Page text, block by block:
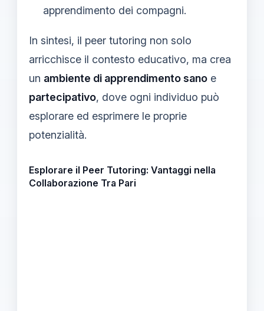
apprendimento dei compagni.
In sintesi, il peer tutoring non solo
arricchisce il contesto educativo, ma crea
un ambiente di apprendimento sano e
partecipativo, dove ogni individuo può
esplorare ed esprimere le proprie
potenzialità.
Esplorare il Peer Tutoring: Vantaggi nella
Collaborazione Tra Pari